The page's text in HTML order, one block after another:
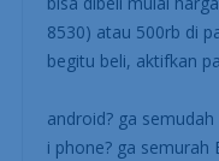
8530) atau 500rb di
begitu beli, aktifkan
android? ga semudah
i phone? ga semurah